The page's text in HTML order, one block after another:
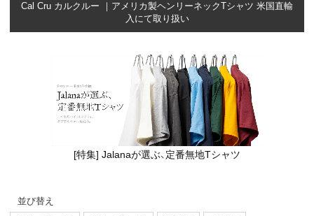
Cal Cru カルクルー ｜アメリカ製ヘンリーネックTシャツ 米国直輸
入にて取り扱い
[特集] Jalanaが選ぶ、定番無地Tシャツ
並び替え